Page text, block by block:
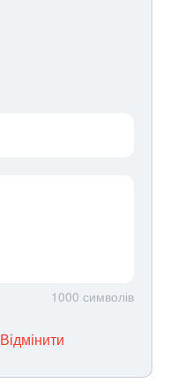
1000 символів
Відмінити